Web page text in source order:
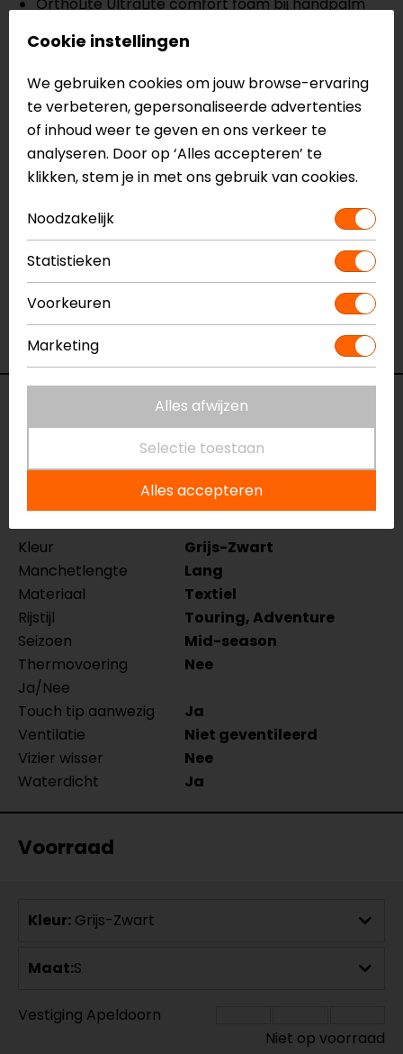
Touchscreen vingertoppen
Lange manchet
CE EN 13594, 1 KP
Meer informatie nodig?
Heb je meer informatie nodig over dit product?
vanonze winkels
in Breda, Capelle aan den IJssel,
Eindhoven, Vianen of Apeldoorn. In de winkels kun je
het product bekijken & passen en staan onze
verkoopmedewerkers voor je klaar met advies.
Bekijk onze andere
Convergent H2O
Motorhandschoenen
154214
Merk
REV'IT!
Kleur
Grijs-Zwart
Manchetlengte
Lang
Materiaal
Textiel
Rijstijl
Touring, Adventure
Seizoen
Mid-season
Thermovoering
Ja/Nee
Nee
Touch tip aanwezig
Ja
Ventilatie
Niet geventileerd
Vizier wisser
Nee
Waterdicht
Ja
Voorraad
Kleur: Grijs-Zwart
Maat:S
Vestiging Apeldoorn
Niet op voorraad
Cookie instellingen
We gebruiken cookies om jouw browse-ervaring
te verbeteren, gepersonaliseerde advertenties
of inhoud weer te geven en ons verkeer te
analyseren. Door op ‘Alles accepteren’ te
klikken, stem je in met ons gebruik van cookies.
Noodzakelijk
Statistieken
Voorkeuren
Marketing
Alles afwijzen
Selectie toestaan
Alles accepteren